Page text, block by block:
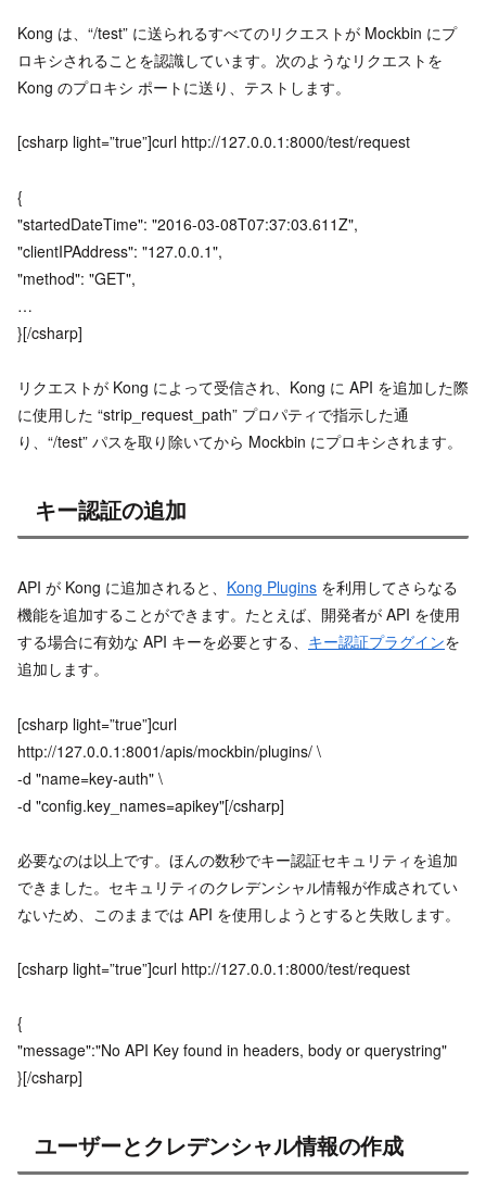
Kong は、“/test” に送られるすべてのリクエストが Mockbin にプ
ロキシされることを認識しています。次のようなリクエストを
Kong のプロキシ ポートに送り、テストします。
[csharp light=”true”]curl http://127.0.0.1:8000/test/request
{
"startedDateTime": "2016-03-08T07:37:03.611Z",
"clientIPAddress": "127.0.0.1",
"method": "GET",
…
}[/csharp]
リクエストが Kong によって受信され、Kong に API を追加した際
に使用した “strip_request_path” プロパティで指示した通
り、“/test” パスを取り除いてから Mockbin にプロキシされます。
キー認証の追加
API が Kong に追加されると、 Kong Plugins を利用してさらなる
機能を追加することができます。たとえば、開発者が API を使用
する場合に有効な API キーを必要とする、 キー認証プラグインを
追加します。
[csharp light=”true”]curl
http://127.0.0.1:8001/apis/mockbin/plugins/ \
-d "name=key-auth" \
-d "config.key_names=apikey"[/csharp]
必要なのは以上です。ほんの数秒でキー認証セキュリティを追加
できました。セキュリティのクレデンシャル情報が作成されてい
ないため、このままでは API を使用しようとすると失敗します。
[csharp light=”true”]curl http://127.0.0.1:8000/test/request
{
"message":"No API Key found in headers, body or querystring"
}[/csharp]
ユーザーとクレデンシャル情報の作成